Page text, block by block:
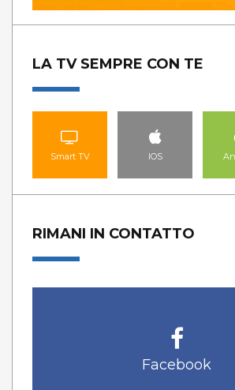
LA TV SEMPRE CON TE
Smart TV IOS
RIMANI IN CONTATTO
Facebook